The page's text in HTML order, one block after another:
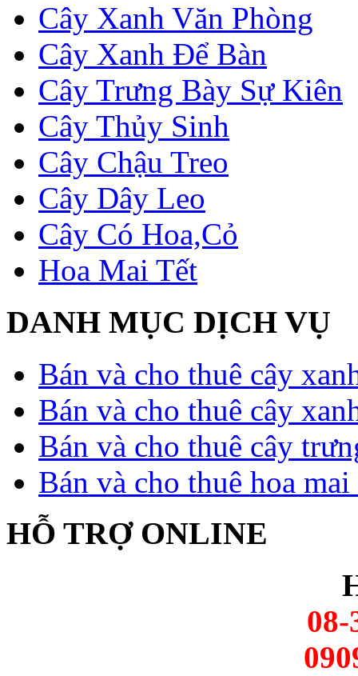
Cây Xanh Văn Phòng
Cây Xanh Để Bàn
Cây Trưng Bày Sự Kiên
Cây Thủy Sinh
Cây Chậu Treo
Cây Dây Leo
Cây Có Hoa,Cỏ
Hoa Mai Tết
DANH MỤC DỊCH VỤ
Bán và cho thuê cây
Bán và cho thuê cây
Bán và cho thuê cây
Bán và cho thuê hoa mai
HỖ TRỢ ONLINE
08-